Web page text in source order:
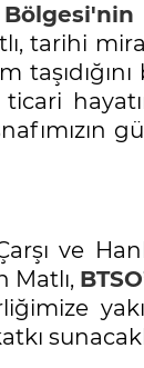
tarihi
ticari
ve
Matlı,